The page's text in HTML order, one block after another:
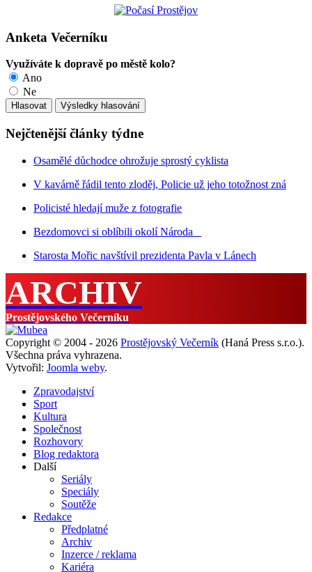
Anketa Večerníku
Využíváte k dopravě po městě kolo?
Ano
Ne
Nejčtenější články týdne
Osamělé důchodce ohrožuje sprostý cyklista
V kavárně řádil tento zloděj, Policie už jeho totožnost zná
Policisté hledají muže z fotografie
Bezdomovci si oblíbili okolí Národa
Starosta Mořic navštívil prezidenta Pavla v Lánech
ARCHIV
Prostějovského Večerníku
Copyright © 2004 - 2026 Prostějovský Večerník (Haná Press s.r.o.).
Všechna práva vyhrazena.
Vytvořil: Joomla weby.
Zpravodajství
Sport
Kultura
Společnost
Rozhovory
Blog redaktora
Další
Seriály
Speciály
Soutěže
Redakce
Předplatné
Archiv
Inzerce / reklama
Kariéra